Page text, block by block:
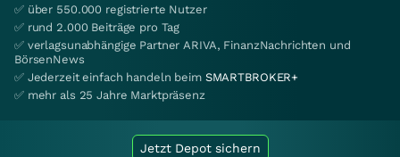
✅ über 550.000 registrierte Nutzer
✅ rund 2.000 Beiträge pro Tag
✅ verlagsunabhängige Partner ARIVA, FinanzNachrichten und
BörsenNews
✅ Jederzeit einfach handeln beim SMARTBROKER+
✅ mehr als 25 Jahre Marktpräsenz
Jetzt Depot sichern